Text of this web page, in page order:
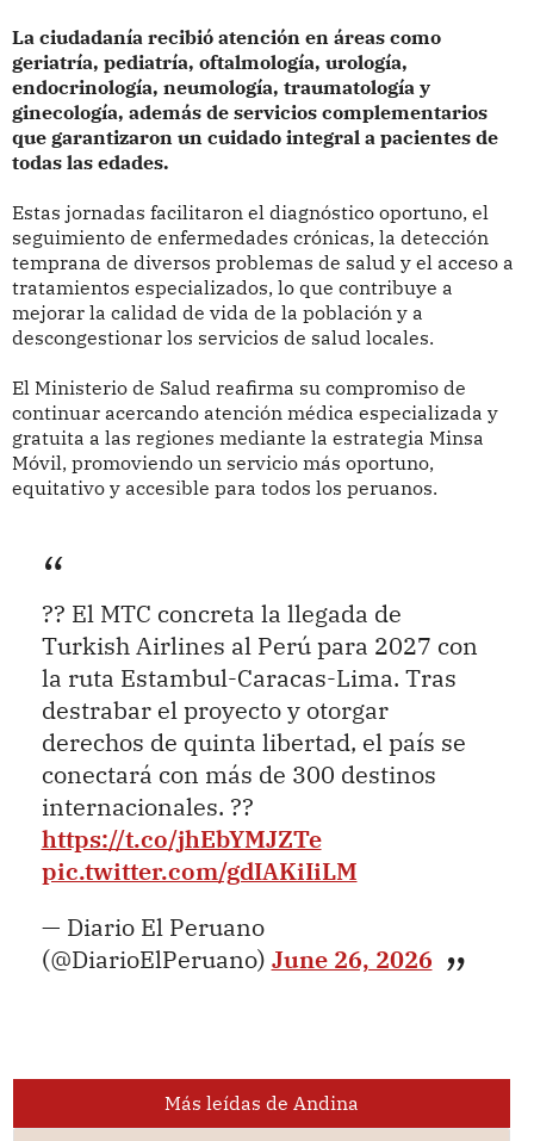
La ciudadanía recibió atención en áreas como
geriatría, pediatría, oftalmología, urología,
endocrinología, neumología, traumatología y
ginecología, además de servicios complementarios
que garantizaron un cuidado integral a pacientes de
todas las edades.
Estas jornadas facilitaron el diagnóstico oportuno, el
seguimiento de enfermedades crónicas, la detección
temprana de diversos problemas de salud y el acceso a
tratamientos especializados, lo que contribuye a
mejorar la calidad de vida de la población y a
descongestionar los servicios de salud locales.
El Ministerio de Salud reafirma su compromiso de
continuar acercando atención médica especializada y
gratuita a las regiones mediante la estrategia Minsa
Móvil, promoviendo un servicio más oportuno,
equitativo y accesible para todos los peruanos.
?? El MTC concreta la llegada de
Turkish Airlines al Perú para 2027 con
la ruta Estambul-Caracas-Lima. Tras
destrabar el proyecto y otorgar
derechos de quinta libertad, el país se
conectará con más de 300 destinos
internacionales. ??
https://t.co/jhEbYMJZTe
pic.twitter.com/gdIAKiIiLM
— Diario El Peruano
(@DiarioElPeruano) June 26, 2026
Más leídas de Andina